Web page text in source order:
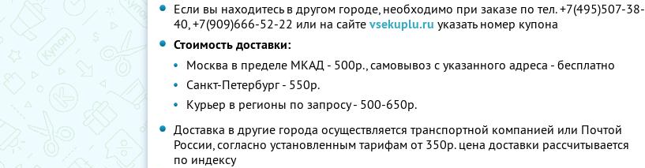
Если вы находитесь в другом городе, необходимо при заказе по тел. +7(495)507-38-
40, +7(909)666-52-22 или на сайте vsekuplu.ru указать номер купона
Стоимость доставки:
Москва в пределе МКАД - 500р., самовывоз с указанного адреса - бесплатно
Санкт-Петербург - 550р.
Курьер в регионы по запросу - 500-650р.
Доставка в другие города осуществляется транспортной компанией или Почтой
России, согласно установленным тарифам от 350р. цена доставки рассчитывается
по индексу